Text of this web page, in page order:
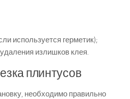
используется герметик);
излишков клея.
плинтусов
необходимо правильно